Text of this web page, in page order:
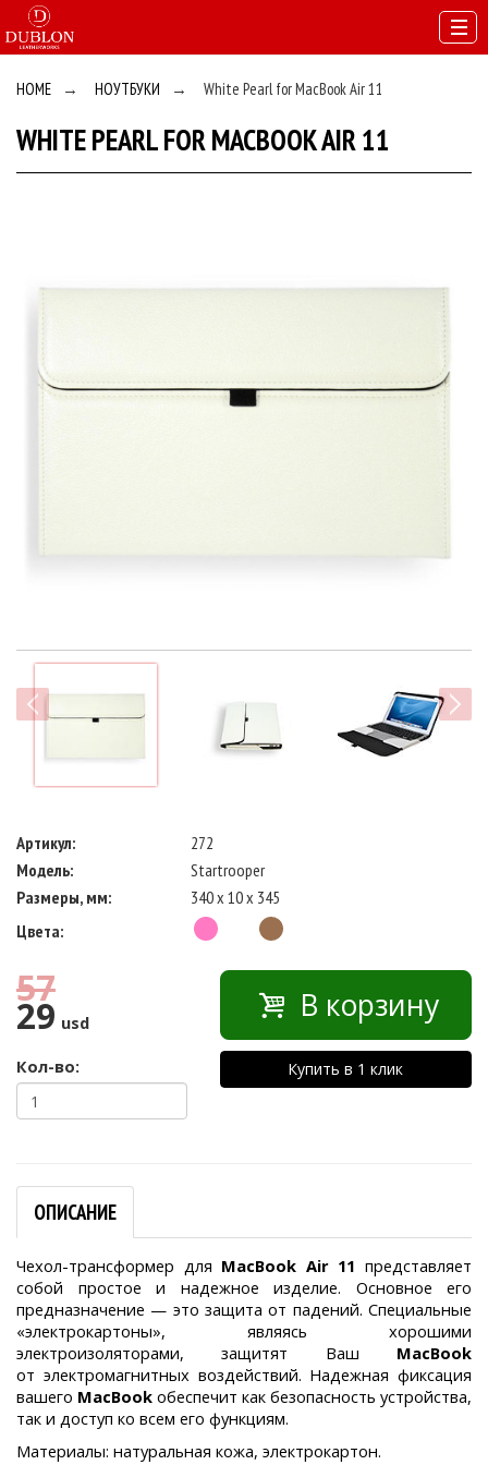
HOME → НОУТБУКИ → White Pearl for MacBook Air 11
WHITE PEARL FOR MACBOOK AIR 11
next
Артикул:
272
Модель:
Startrooper
Размеры, мм:
340 x 10 x 345
Цвета:
57
29 usd
Кол-во:
В корзину
Купить в 1 клик
ОПИСАНИЕ
Чехол-трансформер для MacBook Air 11 представляет
собой простое и надежное изделие. Основное его
предназначение — это защита от падений. Специальные
«электрокартоны», являясь хорошими
электроизоляторами, защитят Ваш MacBook
от электромагнитных воздействий. Надежная фиксация
вашего MacBook обеспечит как безопасность устройства,
так и доступ ко всем его функциям.
Материалы: натуральная кожа, электрокартон.